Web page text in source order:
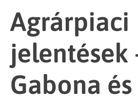
Agrárpiaci
jelentések
Gabona